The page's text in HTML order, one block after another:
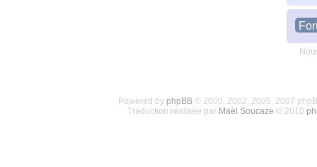
Powered by phpBB© 2000, 2002, 2005, 2007
Traduction réalisée par Maël Soucaze © 2010